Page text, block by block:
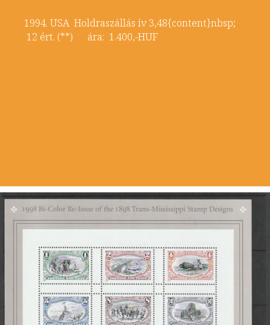
1994. USA Holdraszállás ív 3,48{content}nbsp;
12 ért. (**) ára: 1.400,-HUF